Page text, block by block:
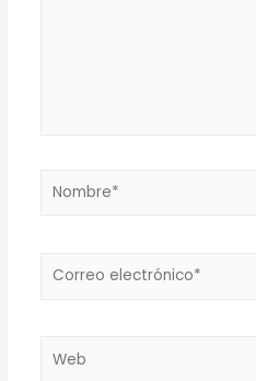
Nombre*
Correo
Web